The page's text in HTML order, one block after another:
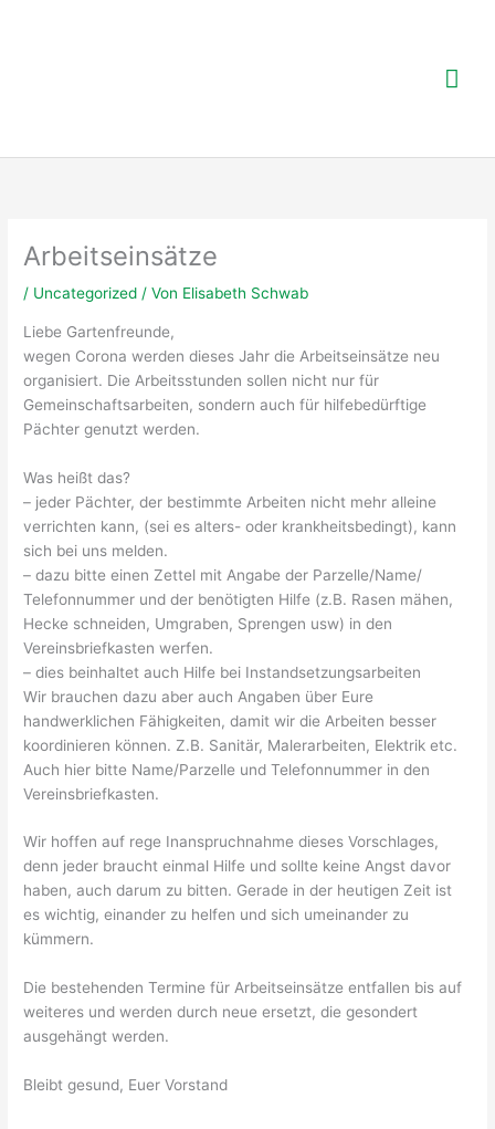
Arbeitseinsätze
/ Uncategorized / Von Elisabeth Schwab
Liebe Gartenfreunde,
wegen Corona werden dieses Jahr die Arbeitseinsätze neu
organisiert. Die Arbeitsstunden sollen nicht nur für
Gemeinschaftsarbeiten, sondern auch für hilfebedürftige
Pächter genutzt werden.
Was heißt das?
– jeder Pächter, der bestimmte Arbeiten nicht mehr alleine
verrichten kann, (sei es alters- oder krankheitsbedingt), kann
sich bei uns melden.
– dazu bitte einen Zettel mit Angabe der Parzelle/Name/
Telefonnummer und der benötigten Hilfe (z.B. Rasen mähen,
Hecke schneiden, Umgraben, Sprengen usw) in den
Vereinsbriefkasten werfen.
– dies beinhaltet auch Hilfe bei Instandsetzungsarbeiten
Wir brauchen dazu aber auch Angaben über Eure
handwerklichen Fähigkeiten, damit wir die Arbeiten besser
koordinieren können. Z.B. Sanitär, Malerarbeiten, Elektrik etc.
Auch hier bitte Name/Parzelle und Telefonnummer in den
Vereinsbriefkasten.
Wir hoffen auf rege Inanspruchnahme dieses Vorschlages,
denn jeder braucht einmal Hilfe und sollte keine Angst davor
haben, auch darum zu bitten. Gerade in der heutigen Zeit ist
es wichtig, einander zu helfen und sich umeinander zu
kümmern.
Die bestehenden Termine für Arbeitseinsätze entfallen bis auf
weiteres und werden durch neue ersetzt, die gesondert
ausgehängt werden.
Bleibt gesund, Euer Vorstand